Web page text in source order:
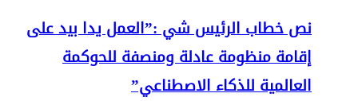
نص خطاب الرئيس شي :”العمل يدا بيد على
إقامة منظومة عادلة ومنصفة للحوكمة
العالمية للذكاء الاصطناعي”